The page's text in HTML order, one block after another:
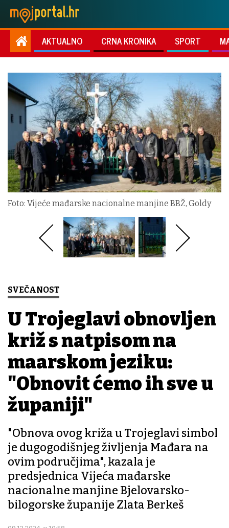
AKTUALNO CRNA KRONIKA SPORT
Foto: Vijeće mađarske nacionalne manjine BBŽ, Goldy
SVEČANOST
U Trojeglavi obnovljen
križ s natpisom na
mađarskom jeziku:
"Obnovit ćemo ih sve u
županiji"
"Obnova ovog križa u Trojeglavi simbol
je dugogodišnjeg življenja Mađara na
ovim područjima", kazala je
predsjednica Vijeća mađarske
nacionalne manjine Bjelovarsko-
bilogorske županije Zlata Berkeš